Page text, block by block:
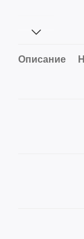
Описание